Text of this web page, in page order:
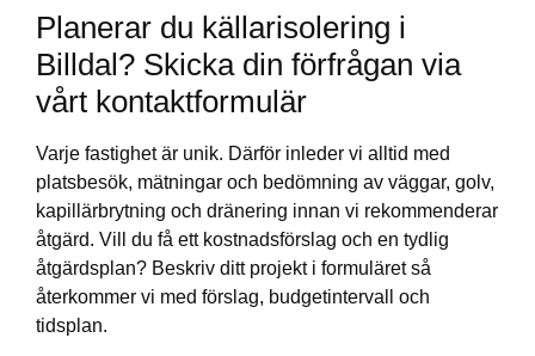
Planerar du källarisolering i
Billdal? Skicka din förfrågan via
vårt kontaktformulär
Varje fastighet är unik. Därför inleder vi alltid med
platsbesök, mätningar och bedömning av väggar, golv,
kapillärbrytning och dränering innan vi rekommenderar
åtgärd. Vill du få ett kostnadsförslag och en tydlig
åtgärdsplan? Beskriv ditt projekt i formuläret så
återkommer vi med förslag, budgetintervall och
tidsplan.